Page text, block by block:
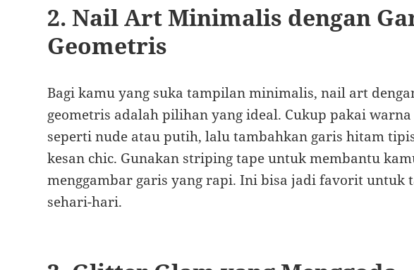
2. Nail Art Minimalis dengan
Geometris
Bagi kamu yang suka tampilan minimalis, nail art
geometris adalah pilihan yang ideal. Cukup pakai
seperti nude atau putih, lalu tambahkan garis hitam
kesan chic. Gunakan striping tape untuk membantu
menggambar garis yang rapi. Ini bisa jadi favorit untuk
sehari-hari.